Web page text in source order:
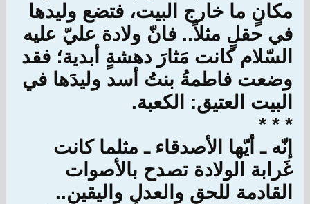
مكانٍ ما خارج البيت، فتضع وليدها
في حقلٍ مثلاً.. فانّ ولادة عليّ عليه
السّلام كانت مَثارَ دهشةٍ أبدية؛ فقد
وضعت فاطمةُ بنتُ أسد وليدَها في
البيت العتيق: الكعبة.
* * *
إنّه ـ أيّها الأصدقاء ـ مثلما كانت
غَرابة الولادة تصدح بالأصوات
القادمة للحق والعدل واليقين..